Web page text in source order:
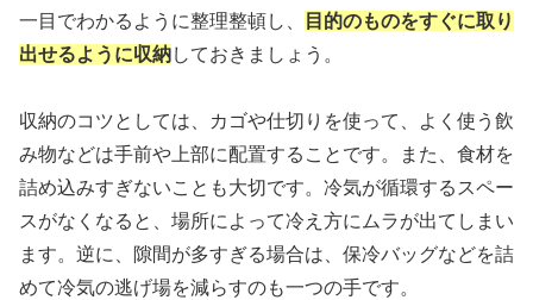
一目でわかるように整理整頓し、
目的のものをすぐに取り
出せるように収納しておきましょう。
収納のコツとしては、カゴや仕切りを使って、よく使う飲
み物などは手前や上部に配置することです。また、食材を
詰め込みすぎないことも大切です。冷気が循環するスペー
スがなくなると、場所によって冷え方にムラが出てしまい
ます。逆に、隙間が多すぎる場合は、保冷バッグなどを詰
めて冷気の逃げ場を減らすのも一つの手です。